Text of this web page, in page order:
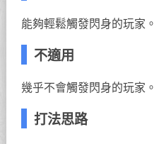
能夠輕鬆觸發閃身的玩家。
不適用
幾乎不會觸發閃身的玩家。
打法思路